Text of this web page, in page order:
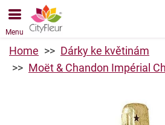
Objednávky přes e-shop
doručení je od 9.8.2026 z
Menu
Home
Dárky ke květinám
Moët & Chandon Impérial